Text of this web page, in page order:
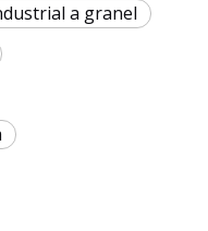
a granel